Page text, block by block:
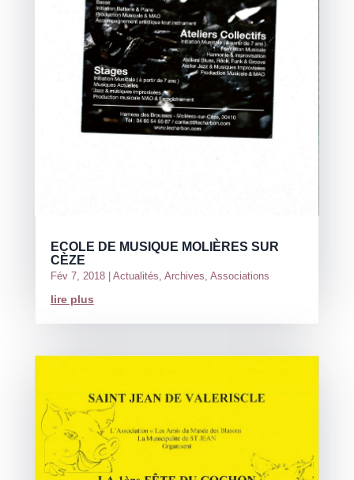
ECOLE DE MUSIQUE MOLIÈRES SUR
CÈZE
Fév 7, 2018| Actualités Archives Associations
lire plus